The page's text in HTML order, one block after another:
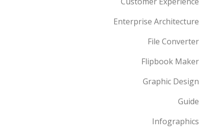
Enterprise Architecture
File Converter
Flipbook Maker
Graphic Design
Guide
Infographics